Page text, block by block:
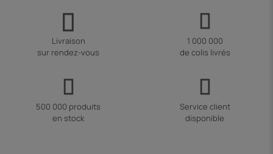
Livraison
sur rendez-vous
1 000 000
de colis livrés
500 000 produits
en stock
Service client
disponible